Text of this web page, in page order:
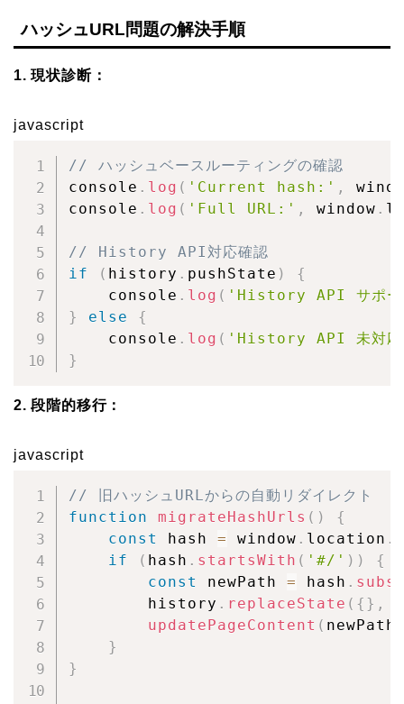
ハッシュURL問題の解決手順
1. 現状診断：
javascript
// ハッシュベースルーティングの確認
console . log ( 'Current hash:' ,
console . log ( 'Full URL:' , window .
// History API対応確認
if
( history . pushState )
{
    console
. log ( 'History API サポー
}
else
{
    console
. log ( 'History API 未対応
}
2. 段階的移行：
javascript
// 旧ハッシュURLからの自動リダイレクト
function
migrateHashUrls ( )
{
const
hash = window . location .
if
( hash . startsWith ( '#/' ) )
{
const
newPath = hash .
        history
. replaceState ( { } ,
updatePageContent ( newPath
}
}